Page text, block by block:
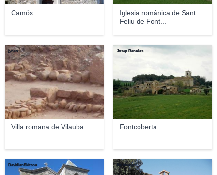
Camós
Iglesia románica de Sant
Feliu de Font...
Villa romana de Vilauba
jynus
Fontcoberta
Josep Renalias
DavidianSkitzou lluiscanyet